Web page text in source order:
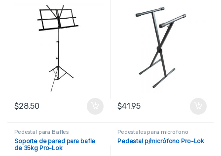
$28.50 $41.95
Pedestal para Bafles
Soporte de pared para bafle
de 35kg Pro-Lok
Pedestales para microfono
Pedestal p/micrófono Pro-Lok